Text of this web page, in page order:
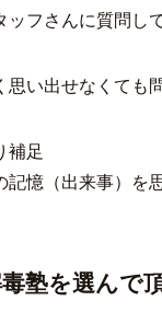
ッフさんに質問し
思い出せなくても
補足
記憶（出来事）を
塾を選んで